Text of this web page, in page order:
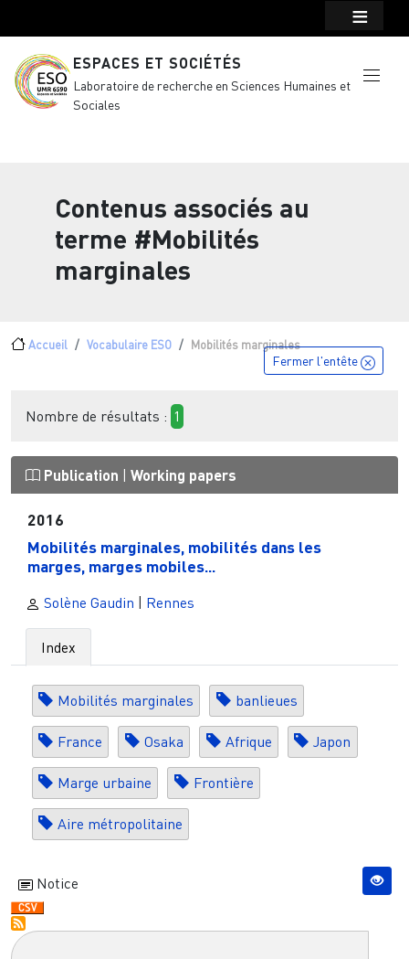
ESPACES ET SOCIÉTÉS
Laboratoire de recherche en Sciences Humaines et
Sociales
Contenus associés au
terme #Mobilités
marginales
Fil d'Ariane
Accueil Vocabulaire ESO Mobilités marginales
Fermer l'entête
Nombre de résultats : 1
Publication Working papers
2016
Mobilités marginales, mobilités dans les
marges, marges mobiles...
Solène Gaudin | Rennes
Index
Mobilités marginales banlieues
France Osaka Afrique Japon
Marge urbaine Frontière
Aire métropolitaine
Notice